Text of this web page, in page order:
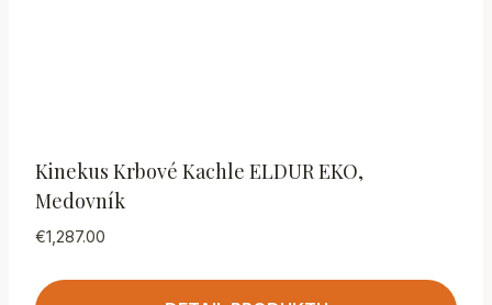
Kinekus Krbové Kachle ELDUR EKO,
Medovník
€1,287.00